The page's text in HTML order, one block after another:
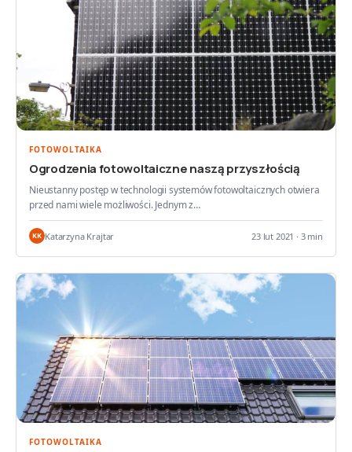
FOTOWOLTAIKA
Ogrodzenia fotowoltaiczne naszą przyszłością
Nieustanny postęp w technologii systemów fotowoltaicznych otwiera
przed nami wiele możliwości. Jednym z…
KK Katarzyna Krajtar 23 lut 2021 · 3 min
FOTOWOLTAIKA